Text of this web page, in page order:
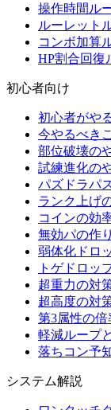
操作時間ル
ルーレット
コンボ加算
HP割合回復
初心者向け
初心者がや
今やるべき
部位破壊の
試練進化の
パズドラパ
ランク上げ
コインの効
無効パの作
弱体化ドロ
トゲドロッ
超重力の対
超高度の対
第3属性の倍
軽減ループ
落ちコン予
システム解説